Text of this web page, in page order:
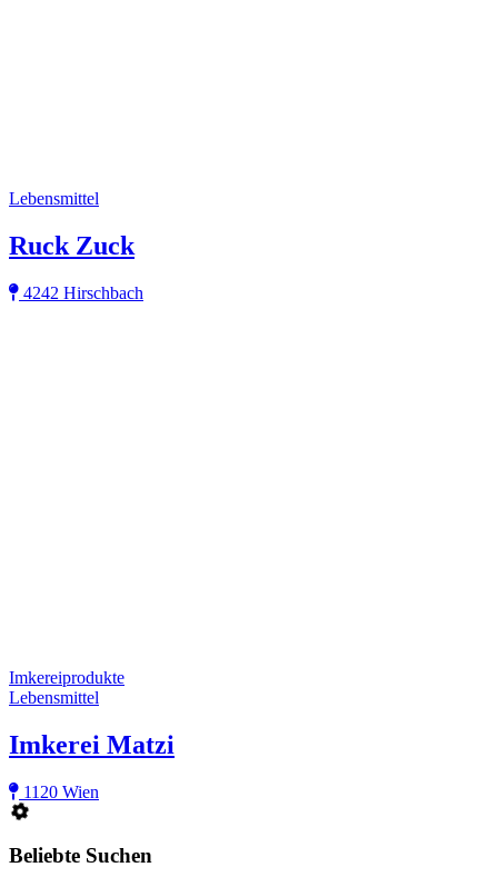
Lebensmittel
Ruck Zuck
4242 Hirschbach
Imkereiprodukte
Lebensmittel
Imkerei Matzi
1120 Wien
Beliebte Suchen